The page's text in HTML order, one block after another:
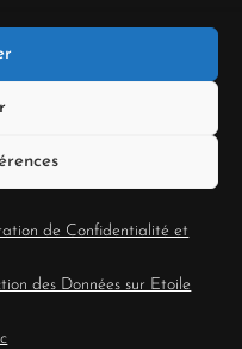
de Confidentialité et
des Données sur Etoile